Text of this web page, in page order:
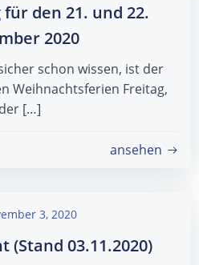
den 21. und 22.
2020
schon wissen, ist der
Weihnachtsferien Freitag,
der […]
ansehen
3, 2020
03.11.2020)